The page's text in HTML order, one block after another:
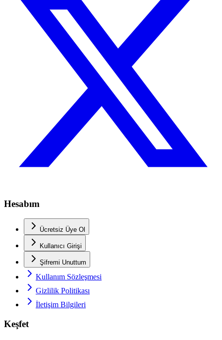
Hesabım
Ücretsiz Üye Ol
Kullanıcı Girişi
Şifremi Unuttum
Kullanım Sözleşmesi
Gizlilik Politikası
İletişim Bilgileri
Keşfet